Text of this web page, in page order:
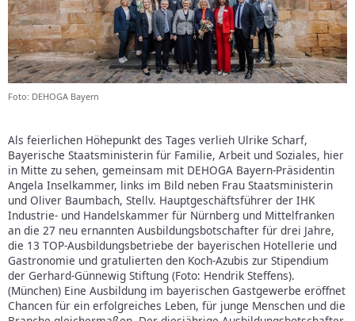
Foto: DEHOGA Bayern
Als feierlichen Höhepunkt des Tages verlieh Ulrike Scharf,
Bayerische Staatsministerin für Familie, Arbeit und Soziales, hier
in Mitte zu sehen, gemeinsam mit DEHOGA Bayern-Präsidentin
Angela Inselkammer, links im Bild neben Frau Staatsministerin
und Oliver Baumbach, Stellv. Hauptgeschäftsführer der IHK
Industrie- und Handelskammer für Nürnberg und Mittelfranken
an die 27 neu ernannten Ausbildungsbotschafter für drei Jahre,
die 13 TOP-Ausbildungsbetriebe der bayerischen Hotellerie und
Gastronomie und gratulierten den Koch-Azubis zur Stipendium
der Gerhard-Günnewig Stiftung (Foto: Hendrik Steffens).
(München) Eine Ausbildung im bayerischen Gastgewerbe eröffnet
Chancen für ein erfolgreiches Leben, für junge Menschen und die